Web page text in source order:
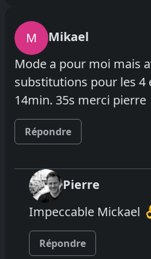
M
Mikael
Mode a pour moi mais
substitutions pour les 4
14min. 35s merci pierre
Répondre
Pierre
Impeccable Mickael
Répondre